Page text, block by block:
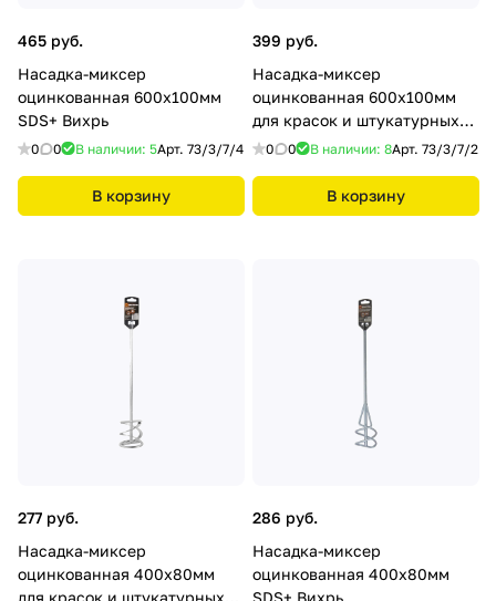
465 руб.
Насадка-миксер
оцинкованная 600х100мм
SDS+ Вихрь
0 0 В наличии: 5Арт. 73/3/7/4
В корзину
399 руб.
Насадка-миксер
оцинкованная 600х100мм
для красок и штукатурных
смесей Вихрь
0 0 В наличии: 8Арт. 73/3/7/2
В корзину
277 руб.
Насадка-миксер
оцинкованная 400х80мм
для красок и штукатурных
286 руб.
Насадка-миксер
оцинкованная 400х80мм
SDS+ Вихрь